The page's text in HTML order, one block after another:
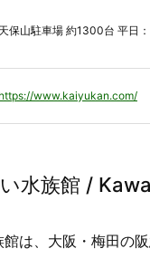
天保山駐車場 約1300台 平日
https://www.kaiyukan.com/
水族館 /
は、大阪・梅田の